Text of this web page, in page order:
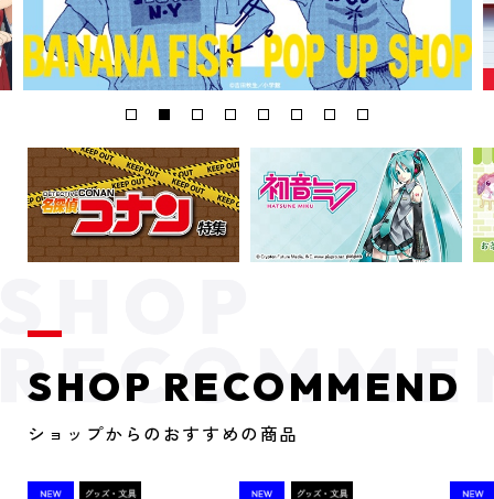
SHOP RECOMMEND
ショップからのおすすめの商品